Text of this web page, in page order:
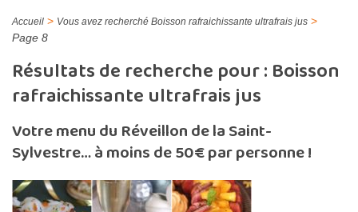
Accueil > Vous avez recherché Boisson rafraichissante ultrafrais jus >
Page 8
Résultats de recherche pour : Boisson
rafraichissante ultrafrais jus
Votre menu du Réveillon de la Saint-
Sylvestre… à moins de 50€ par personne !